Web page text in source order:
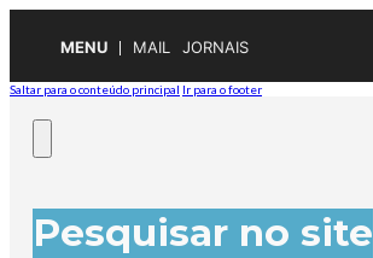
MENU MAIL JORNAIS
Saltar para o conteúdo principal Ir para o footer
Pesquisar no site